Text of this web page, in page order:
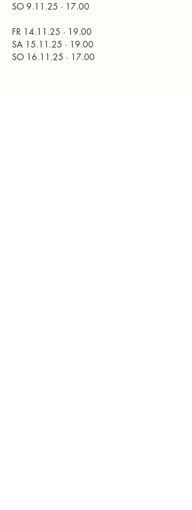
SO 9.11.25 · 17.00
FR 14.11.25 · 19.00
SA 15.11.25 · 19.00
SO 16.11.25 · 17.00